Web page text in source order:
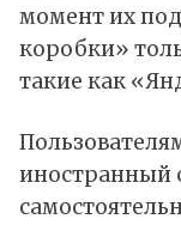
момент их
коробки»
такие как
иностранный